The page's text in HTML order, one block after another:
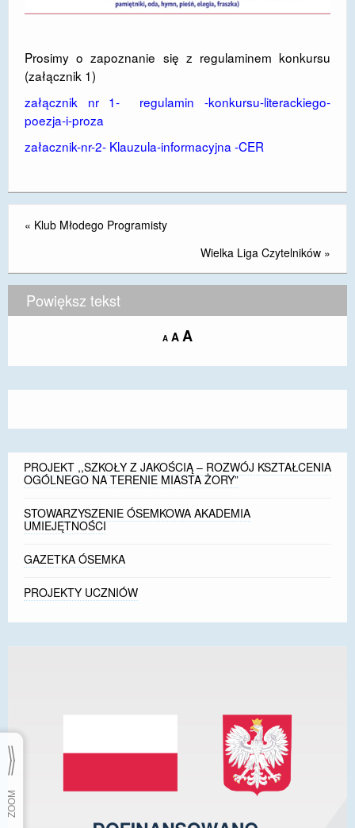
DOSTĘPNOŚĆ
RODO
EGZAMIN ÓSMOKLASISTY
STANDARDY OCHRONY MAŁOLETNICH
KSZTAŁCENIA OGÓLNEGO NA TERENIE MIASTA
ŻORY”
REKRUTACJA 2026/2027
mLegitymacja
Prosimy o zapoznanie się z regulaminem konkursu
(załącznik 1)
załącznik nr 1- regulamin -konkursu-literackiego-
poezja-i-proza
załacznik-nr-2- Klauzula-informacyjna -CER
« Klub Młodego Programisty
Wielka Liga Czytelników »
Powiększ tekst
A Decrease
size.
A Reset
size.
AIncrease
size.
PROJEKT ,,SZKOŁY Z JAKOŚCIĄ – ROZWÓJ KSZTAŁCENIA
OGÓLNEGO NA TERENIE MIASTA ŻORY”
STOWARZYSZENIE ÓSEMKOWA AKADEMIA
UMIEJĘTNOŚCI
GAZETKA ÓSEMKA
PROJEKTY UCZNIÓW